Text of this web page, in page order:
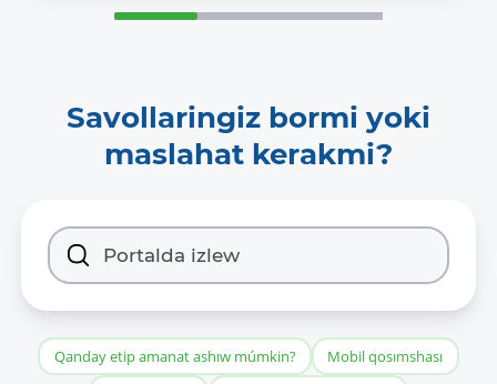
Savollaringiz bormi yoki
maslahat kerakmi?
Qanday etip amanat ashıw múmkin?
Mobil qosımshası